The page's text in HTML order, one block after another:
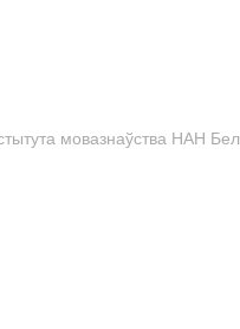
мовазнаўства НАН